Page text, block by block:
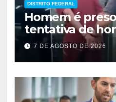
DISTRITO FEDERAL
Homem é
tentativa de
festa em São
7 DE AGOSTO DE 2026